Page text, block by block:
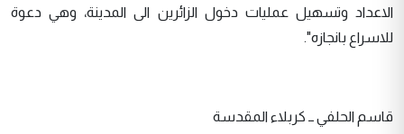
الاعداد وتسهيل عمليات دخول الزائرين الى المدينة، وهي دعوة
للاسراع بانجازه".
قاسم الحلفي ــ كربلاء المقدسة